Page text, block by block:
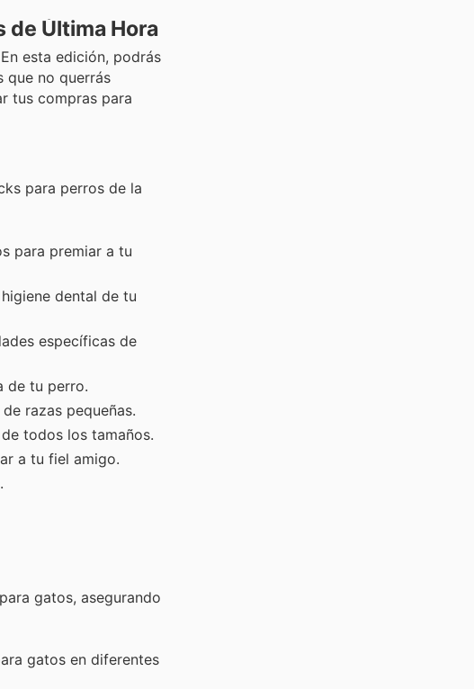
de Última Hora
esta edición, podrás
que no querrás
tus compras para
para perros de la
para premiar a tu
dental de tu
específicas de
de tu perro.
razas pequeñas.
todos los tamaños.
a tu fiel amigo.
gatos, asegurando
gatos en diferentes